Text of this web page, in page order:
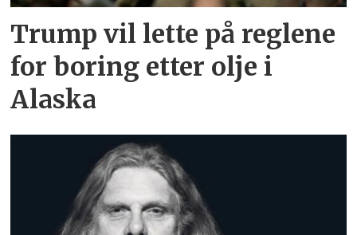
Trump vil lette på reglene
for boring etter olje i
Alaska